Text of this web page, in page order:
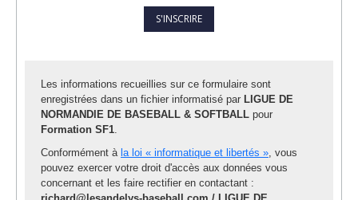
Les informations recueillies sur ce formulaire sont
enregistrées dans un fichier informatisé par LIGUE DE
NORMANDIE DE BASEBALL & SOFTBALL pour
Formation SF1.
Conformément à la loi « informatique et libertés », vous
pouvez exercer votre droit d'accès aux données vous
concernant et les faire rectifier en contactant :